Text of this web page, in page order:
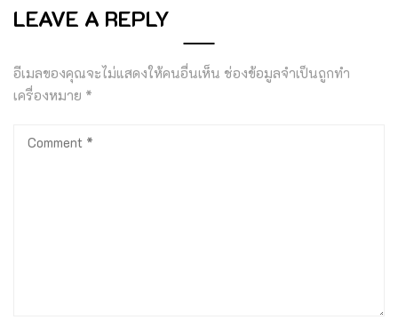
LEAVE A REPLY
อีเมลของคุณจะไม่แสดงให้คนอื่นเห็น ช่องข้อมูลจำเป็นถูกทำ
เครื่องหมาย *